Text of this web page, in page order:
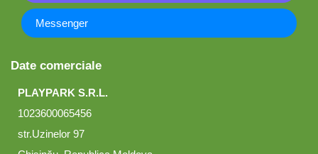
Messenger
Date comerciale
PLAYPARK S.R.L.
1023600065456
str.Uzinelor 97